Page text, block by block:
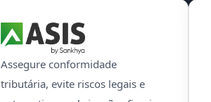
Assegure conformidade
tributária, evite riscos legais e